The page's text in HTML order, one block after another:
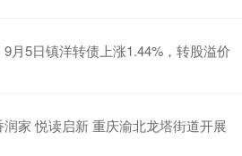
月5日镇洋转债上涨1.44%，转股溢价
家 悦读启新 重庆渝北龙塔街道开展